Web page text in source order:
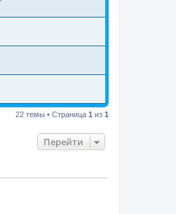
22 темы • Страница 1 из 1
Перейти